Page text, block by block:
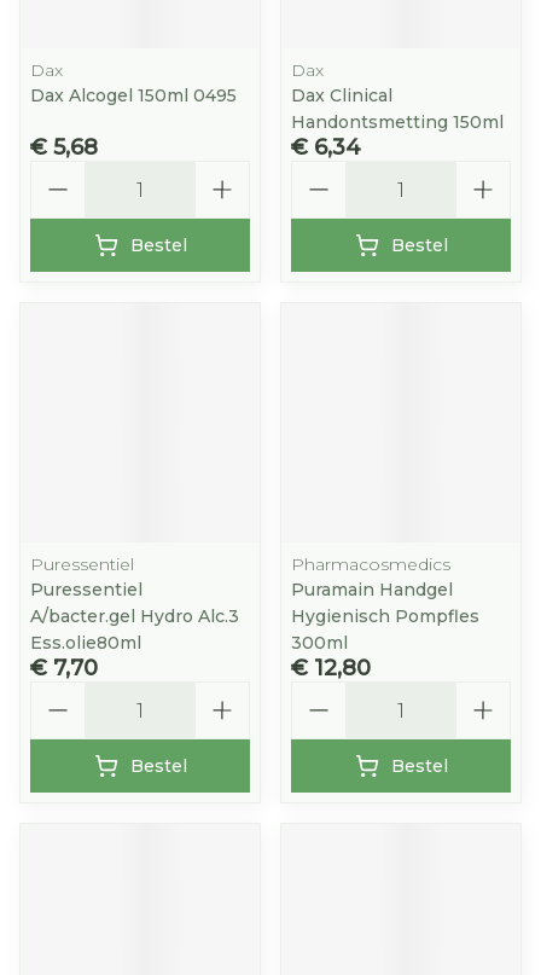
Dax
Dax Alcogel 150ml 0495
€ 5,68
Bestel
Dax
Dax Clinical
Handontsmetting 150ml
€ 6,34
Bestel
Puressentiel
Puressentiel
A/bacter.gel Hydro Alc.3
Ess.olie80ml
€ 7,70
Bestel
Pharmacosmedics
Puramain Handgel
Hygienisch Pompfles
300ml
€ 12,80
Bestel